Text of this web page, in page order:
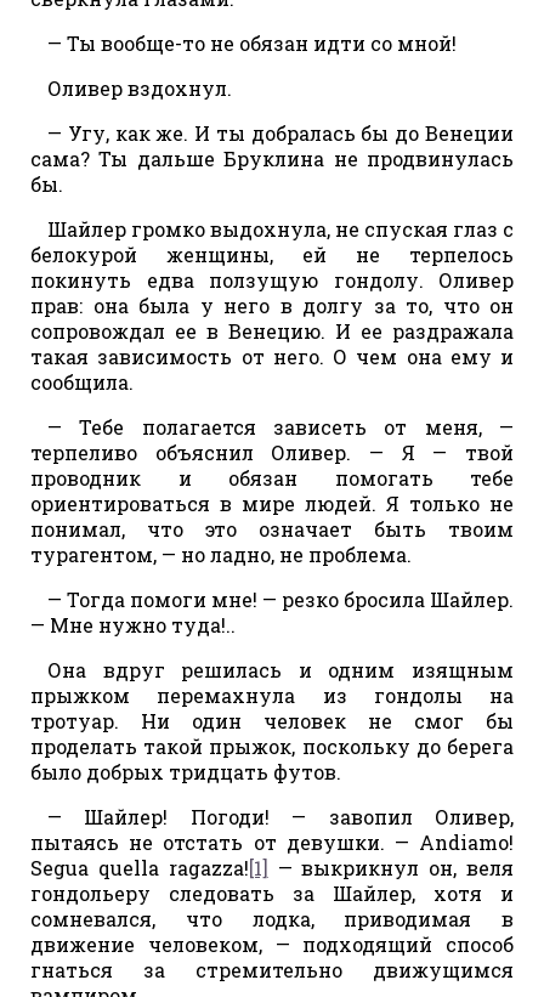
— Ты вообще-то не обязан идти со мной!
Оливер вздохнул.
— Угу, как же. И ты добралась бы до Венеции
сама? Ты дальше Бруклина не продвинулась
бы.
Шайлер громко выдохнула, не спуская глаз с
белокурой женщины, ей не терпелось
покинуть едва ползущую гондолу. Оливер
прав: она была у него в долгу за то, что он
сопровождал ее в Венецию. И ее раздражала
такая зависимость от него. О чем она ему и
сообщила.
— Тебе полагается зависеть от меня, —
терпеливо объяснил Оливер. — Я — твой
проводник и обязан помогать тебе
ориентироваться в мире людей. Я только не
понимал, что это означает быть твоим
турагентом, — но ладно, не проблема.
— Тогда помоги мне! — резко бросила Шайлер.
— Мне нужно туда!..
Она вдруг решилась и одним изящным
прыжком перемахнула из гондолы на
тротуар. Ни один человек не смог бы
проделать такой прыжок, поскольку до берега
было добрых тридцать футов.
— Шайлер! Погоди! — завопил Оливер,
пытаясь не отстать от девушки. — Andiamo!
Segua quella ragazza![1] — выкрикнул он, веля
гондольеру следовать за Шайлер, хотя и
сомневался, что лодка, приводимая в
движение человеком, — подходящий способ
гнаться за стремительно движущимся